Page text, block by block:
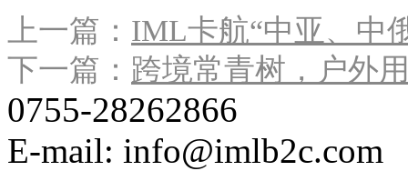
上一篇： IML卡航“中亚、中
下一篇： 跨境常青树，户外
0755-28262866
E-mail: info@imlb2c.com